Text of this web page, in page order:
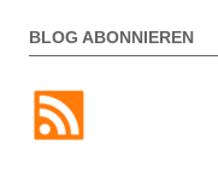
BLOG ABONNIEREN